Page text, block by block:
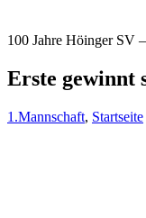
100 Jahre Höinger SV
Erste gewinnt
1.Mannschaft, Startseite